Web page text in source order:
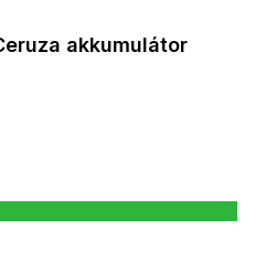
akkumulátor